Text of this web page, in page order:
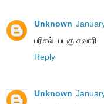
Unknown
பரிசல்..படகு சவாரி
Reply
Unknown